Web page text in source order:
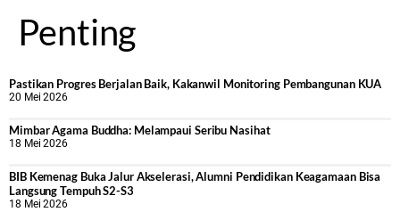
Penting
Pastikan Progres Berjalan Baik, Kakanwil Monitoring Pembangunan KUA
20 Mei 2026
Mimbar Agama Buddha: Melampaui Seribu Nasihat
18 Mei 2026
BIB Kemenag Buka Jalur Akselerasi, Alumni Pendidikan Keagamaan Bisa
Langsung Tempuh S2-S3
18 Mei 2026